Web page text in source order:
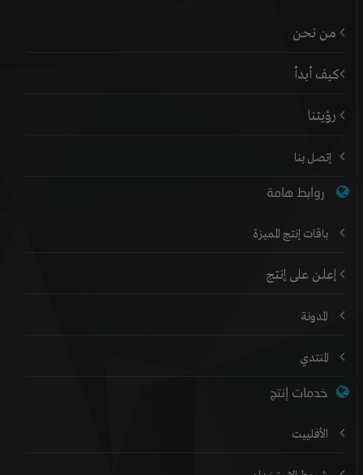
من نحن
كيف أبدأ
رؤيتنا
إتصل بنا
روابط هامة
باقات إنتج المميزة
إعلن على إنتج
المدونة
المنتدي
خدمات إنتج
الأفلييت